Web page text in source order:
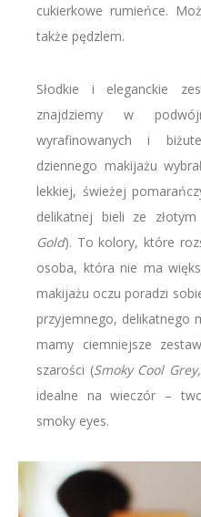
cukierkowe rumieńce.
także pędzlem.
Słodkie i eleganckie
znajdziemy w
wyrafinowanych i
dziennego makijażu
lekkiej, świeżej
delikatnej bieli ze złotym
Gold). To kolory, które
osoba, która nie ma
makijażu oczu poradzi
przyjemnego, delikatnego
mamy ciemniejsze
szarości (Smoky Cool
idealne na wieczór –
smoky eyes.